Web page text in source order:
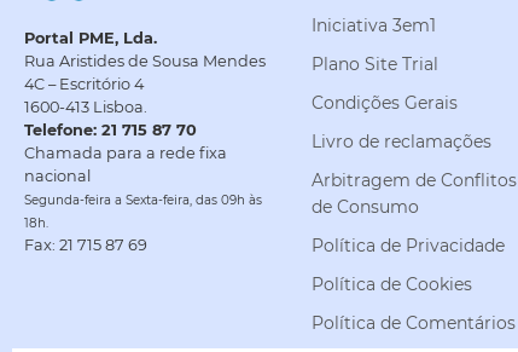
Portal PME, Lda.
Rua Aristides de Sousa Mendes
4C – Escritório 4
1600-413 Lisboa.
Telefone: 21 715 87 70
Chamada para a rede fixa
nacional
Segunda-feira a Sexta-feira, das 09h às
18h.
Fax: 21 715 87 69
Iniciativa 3em1
Plano Site Trial
Condições Gerais
Livro de reclamações
Arbitragem de Conflitos
de Consumo
Política de Privacidade
Política de Cookies
Política de Comentários